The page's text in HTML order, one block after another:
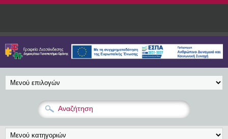
Παράκαμψη προς το κυρίως περιεχόμενο